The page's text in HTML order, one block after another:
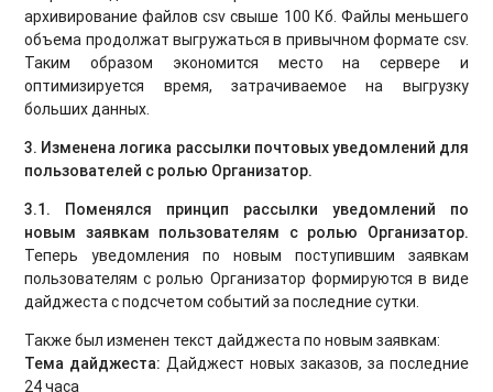
архивирование файлов csv свыше 100 Кб. Файлы меньшего
объема продолжат выгружаться в привычном формате csv.
Таким образом экономится место на сервере и
оптимизируется время, затрачиваемое на выгрузку
больших данных.
3. Изменена логика рассылки почтовых уведомлений для
пользователей с ролью Организатор.
3.1. Поменялся принцип рассылки уведомлений по
новым заявкам пользователям с ролью Организатор.
Теперь уведомления по новым поступившим заявкам
пользователям с ролью Организатор формируются в виде
дайджеста с подсчетом событий за последние сутки.
Также был изменен текст дайджеста по новым заявкам:
Тема дайджеста: Дайджест новых заказов, за последние
24 часа